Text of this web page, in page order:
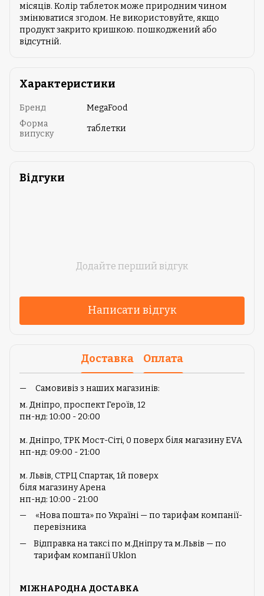
місяців. Колір таблеток може природним чином
змінюватися згодом. Не використовуйте, якщо
продукт закрито кришкою. пошкоджений або
відсутній.
Характеристики
Бренд
MegaFood
Форма
випуску
таблетки
Відгуки
Додайте перший відгук
Написати відгук
Доставка Оплата
Самовивіз з наших магазинів:
м. Дніпро, проспект Героїв, 12
пн-нд: 10:00 - 20:00
м. Дніпро, ТРК Мост-Сіті, 0 поверх біля магазину EVA
нп-нд: 09:00 - 21:00
м. Львів, СТРЦ Спартак, 1й поверх
біля магазину Арена
нп-нд: 10:00 - 21:00
«Нова пошта» по Україні — по тарифам компанії-
перевізника
Відправка на таксі по м.Дніпру та м.Львів — по
тарифам компанії Uklon
МІЖНАРОДНА ДОСТАВКА